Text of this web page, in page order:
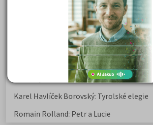
Kritika hry M. L. King v Salesiánském
Důležité reakce organických sloučenin a
Zákonitosti v elektronové struktuře
Základní charakteristiky obyvatelstva a
Karel Hynek Mácha: Máj
Karel Havlíček Borovský: Tyrolské elegie
Romain Rolland: Petr a Lucie